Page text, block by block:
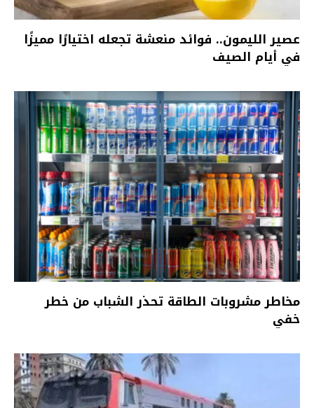
عصير الليمون.. فوائد منعشة تجعله اختيارًا مميزًا
في أيام الصيف
مخاطر مشروبات الطاقة تحذر الشباب من خطر
خفي